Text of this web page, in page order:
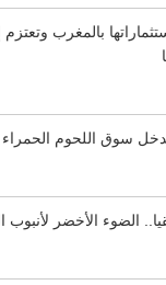
بالمغرب
سوق اللحوم الحمراء
الضوء الأخضر لأنبوب